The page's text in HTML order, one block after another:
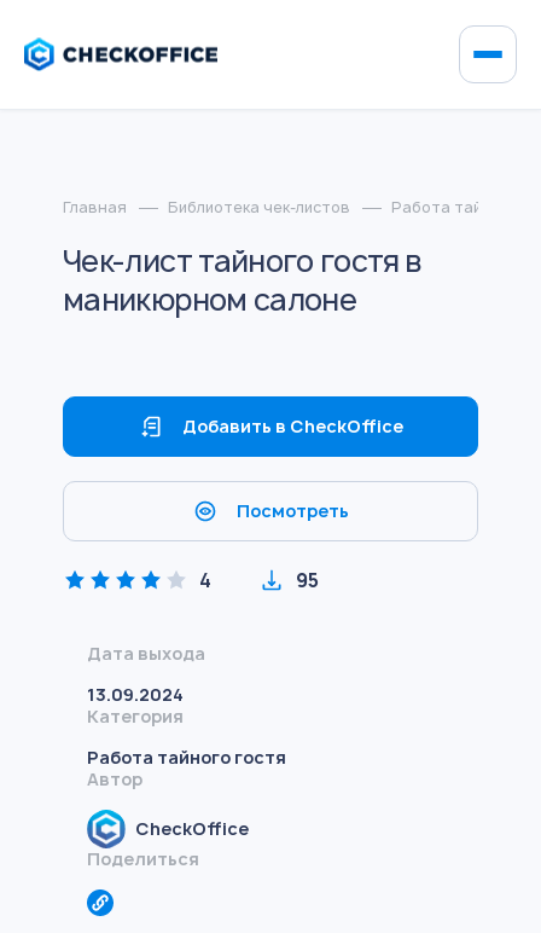
Главная Библиотека чек-листов Работа тайного
Чек-лист тайного гостя в
маникюрном салоне
Добавить в CheckOffice
Посмотреть
4 95
Дата выхода
13.09.2024
Категория
Работа тайного гостя
Автор
CheckOffice
Поделиться